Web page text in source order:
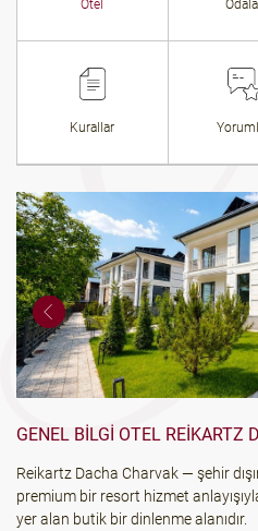
Otel
Kurallar
GENEL BILGI OTEL REIKARTZ
Reikartz Dacha Charvak — şehir
premium bir resort hizmet
yer alan butik bir dinlenme alanıdır.